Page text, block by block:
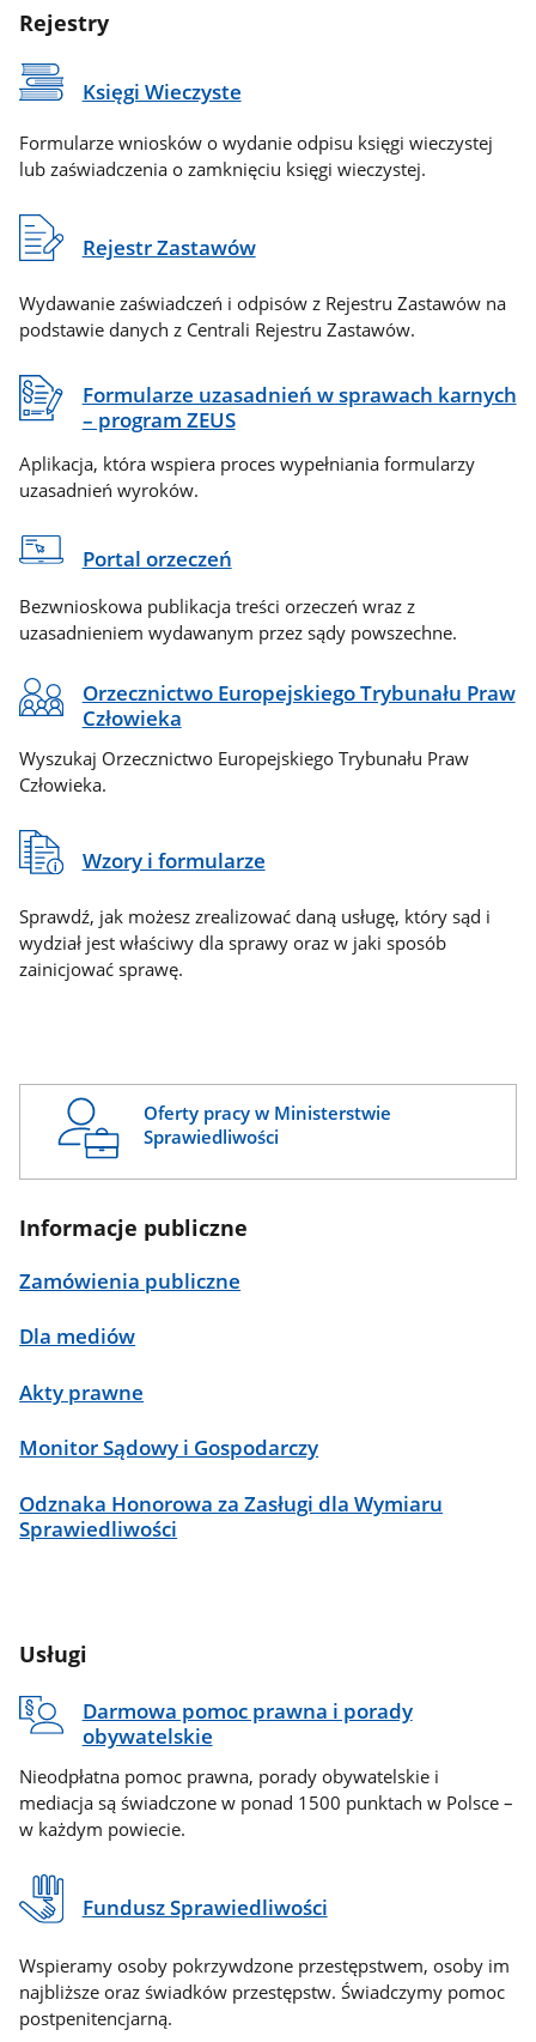
Rejestry
Księgi Wieczyste
Formularze wniosków o wydanie odpisu księgi wieczystej
lub zaświadczenia o zamknięciu księgi wieczystej.
Rejestr Zastawów
Wydawanie zaświadczeń i odpisów z Rejestru Zastawów na
podstawie danych z Centrali Rejestru Zastawów.
Formularze uzasadnień w sprawach karnych
– program ZEUS
Aplikacja, która wspiera proces wypełniania formularzy
uzasadnień wyroków.
Portal orzeczeń
Bezwnioskowa publikacja treści orzeczeń wraz z
uzasadnieniem wydawanym przez sądy powszechne.
Orzecznictwo Europejskiego Trybunału Praw
Człowieka
Wyszukaj Orzecznictwo Europejskiego Trybunału Praw
Człowieka.
Wzory i formularze
Sprawdź, jak możesz zrealizować daną usługę, który sąd i
wydział jest właściwy dla sprawy oraz w jaki sposób
zainicjować sprawę.
Oferty pracy w Ministerstwie
Sprawiedliwości
Informacje publiczne
Zamówienia publiczne
Dla mediów
Akty prawne
Monitor Sądowy i Gospodarczy
Odznaka Honorowa za Zasługi dla Wymiaru
Sprawiedliwości
Usługi
Darmowa pomoc prawna i porady
obywatelskie
Nieodpłatna pomoc prawna, porady obywatelskie i
mediacja są świadczone w ponad 1500 punktach w Polsce –
w każdym powiecie.
Fundusz Sprawiedliwości
Wspieramy osoby pokrzywdzone przestępstwem, osoby im
najbliższe oraz świadków przestępstw. Świadczymy pomoc
postpenitencjarną.